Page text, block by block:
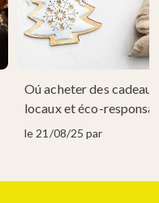
Oú acheter des
locaux et éco-
le 21/08/25 par